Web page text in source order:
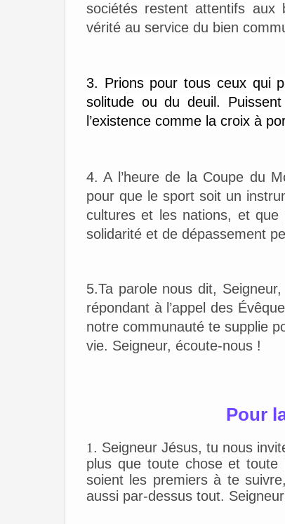
sociétés restent attentifs aux
vérité au service du bien
3. Prions pour tous ceux qui
solitude ou du deuil.
l’existence comme la croix à
4. A l’heure de la Coupe du
pour que le sport soit un
cultures et les nations, et
solidarité et de dépassement
5.Ta parole nous dit,
répondant à l’appel des
notre communauté te supplie
vie. Seigneur, écoute-nous !
Pour
1 . Seigneur Jésus, tu nous
plus que toute chose et toute
soient les premiers à te
aussi par-dessus tout.